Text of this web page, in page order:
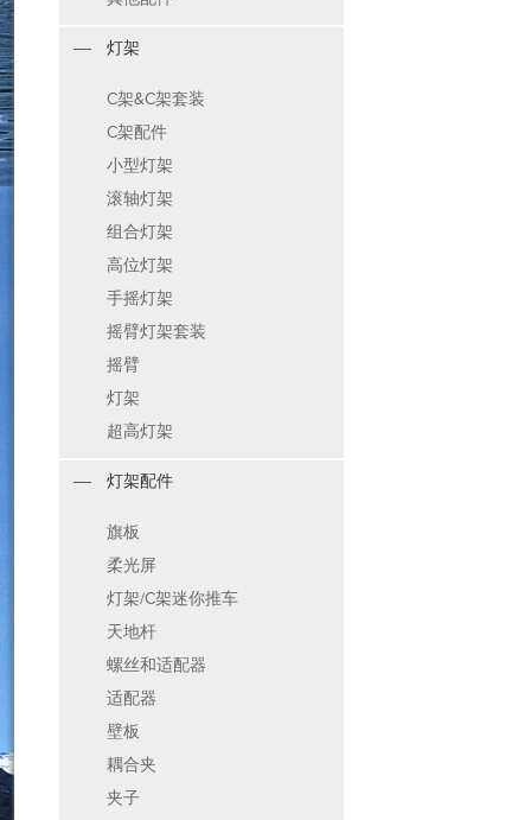
灯架
C架&C架套装
C架配件
小型灯架
滚轴灯架
组合灯架
高位灯架
手摇灯架
摇臂灯架套装
摇臂
灯架
超高灯架
灯架配件
旗板
柔光屏
灯架/C架迷你推车
天地杆
螺丝和适配器
适配器
壁板
耦合夹
夹子